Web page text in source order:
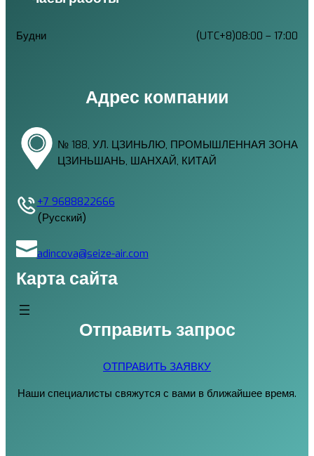
Будни (UTC+8)08:00 – 17:00
Адрес компании
№ 188, УЛ. ЦЗИНЬЛЮ, ПРОМЫШЛЕННАЯ ЗОНА
ЦЗИНЬШАНЬ, ШАНХАЙ, КИТАЙ
+7 9688822666
(Русский)
adincova@seize-air.com
Карта сайта
Отправить запрос
ОТПРАВИТЬ ЗАЯВКУ
Наши специалисты свяжутся с вами в ближайшее время.